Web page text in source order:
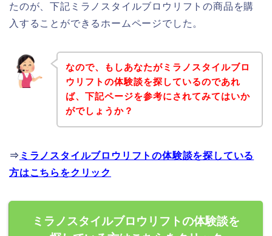
たのが、下記ミラノスタイルブロウリフトの商品を購
入することができるホームページでした。
なので、もしあなたがミラノスタイルブロ
ウリフトの体験談を探しているのであれ
ば、下記ページを参考にされてみてはいか
がでしょうか？
⇒ ミラノスタイルブロウリフトの体験談を探している
方はこちらをクリック
ミラノスタイルブロウリフトの体験談を